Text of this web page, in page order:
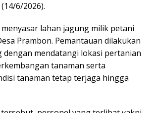
6/2026).
lahan jagung milik petani
Prambon. Pemantauan dilakukan
dengan mendatangi lokasi pertanian
tanaman serta
tanaman tetap terjaga hingga